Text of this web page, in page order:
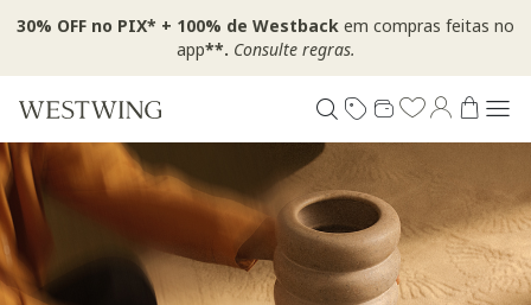
30% OFF no PIX* + 100% de Westback em compras feitas no
app**. Consulte regras.